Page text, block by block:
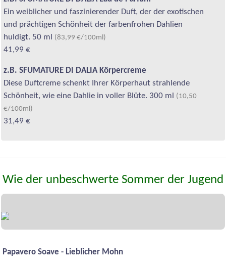
Ein weiblicher und faszinierender Duft, der der exotischen
und prächtigen Schönheit der farbenfrohen Dahlien
huldigt. 50 ml
(83,99 €/100ml)
41,99 €
z.B. SFUMATURE DI DALIA Körpercreme
Diese Duftcreme schenkt Ihrer Körperhaut strahlende
Schönheit, wie eine Dahlie in voller Blüte. 300 ml
(10,50
€/100ml)
31,49 €
Wie der unbeschwerte Sommer der Jugend
Papavero Soave - Lieblicher Mohn